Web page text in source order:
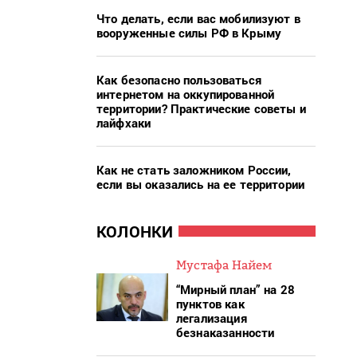
Что делать, если вас мобилизуют в
вооруженные силы РФ в Крыму
Как безопасно пользоваться
интернетом на оккупированной
территории? Практические советы и
лайфхаки
Как не стать заложником России,
если вы оказались на ее территории
КОЛОНКИ
Мустафа Найем
“Мирный план” на 28
пунктов как
легализация
безнаказанности